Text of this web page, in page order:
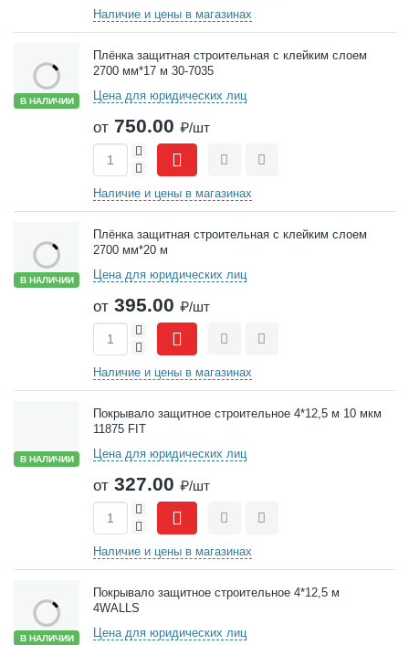
Наличие и цены в магазинах
В НАЛИЧИИ
Плёнка защитная строительная с клейким слоем
2700 мм*17 м 30-7035
Цена для юридических лиц
от 750.00 ₽/шт
-
+
СравнитьОтложить
Наличие и цены в магазинах
В НАЛИЧИИ
Плёнка защитная строительная с клейким слоем
2700 мм*20 м
Цена для юридических лиц
от 395.00 ₽/шт
-
+
СравнитьОтложить
Наличие и цены в магазинах
В НАЛИЧИИ
Покрывало защитное строительное 4*12,5 м 10 мкм
11875 FIT
Цена для юридических лиц
от 327.00 ₽/шт
-
+
СравнитьОтложить
Наличие и цены в магазинах
В НАЛИЧИИ
Покрывало защитное строительное 4*12,5 м
4WALLS
Цена для юридических лиц